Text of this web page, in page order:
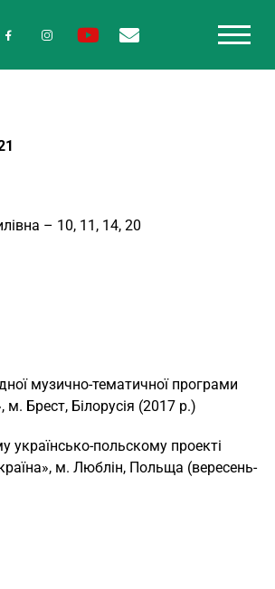
– 10, 11, 14, 20
музично-тематичної програми
м. Брест, Білорусія (2017 р.)
українсько-польскому проекті
м. Люблін, Польща (вересень-